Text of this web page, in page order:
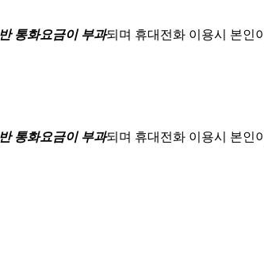
통화요금이 부과되며 휴대전화 이용시 본인
통화요금이 부과되며 휴대전화 이용시 본인